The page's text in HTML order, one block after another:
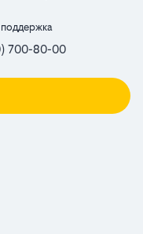
700-80-00